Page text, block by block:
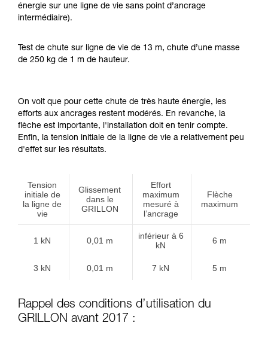
énergie sur une ligne de vie sans point d’ancrage
intermédiaire).
Test de chute sur ligne de vie de 13 m, chute d’une masse
de 250 kg de 1 m de hauteur.
On voit que pour cette chute de très haute énergie, les
efforts aux ancrages restent modérés. En revanche, la
flèche est importante, l'installation doit en tenir compte.
Enfin, la tension initiale de la ligne de vie a relativement peu
d'effet sur les résultats.
Tension
initiale de
la ligne de
vie
Glissement
dans le
GRILLON
Effort
maximum
mesuré à
l’ancrage
Flèche
maximum
1 kN 0,01 m
inférieur à 6
kN
6 m
3 kN 0,01 m 7 kN 5 m
Rappel des conditions d’utilisation du
GRILLON avant 2017 :